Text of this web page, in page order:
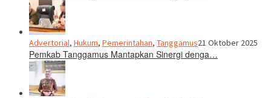
Advertorial, Hukum, Pemerintahan, Tanggamus21 Oktober 2025
Pemkab Tanggamus Mantapkan Sinergi denga…